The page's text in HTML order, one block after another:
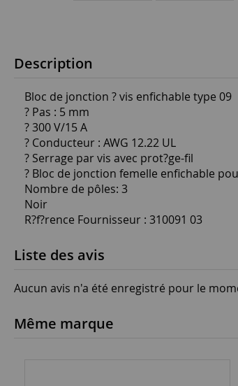
Description
Bloc de jonction ? vis enfichable type 09
? Pas : 5 mm
? 300 V/15 A
? Conducteur : AWG 12.22 UL
? Serrage par vis avec prot?ge-fil
? Bloc de jonction femelle enfichable
Nombre de pôles: 3
Noir
R?f?rence Fournisseur : 310091 03
Liste des avis
Aucun avis n'a été enregistré pour le
Même marque